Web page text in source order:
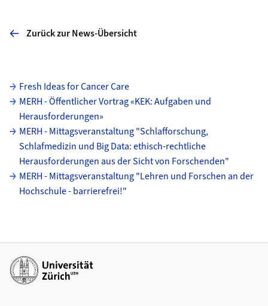
Zurück zur News-Übersicht
Unterseiten
Fresh Ideas for Cancer Care
MERH - Öffentlicher Vortrag «KEK: Aufgaben und
Herausforderungen»
MERH - Mittagsveranstaltung "Schlafforschung,
Schlafmedizin und Big Data: ethisch-rechtliche
Herausforderungen aus der Sicht von Forschenden"
MERH - Mittagsveranstaltung "Lehren und Forschen an der
Hochschule - barrierefrei!"
Weiterführende Links